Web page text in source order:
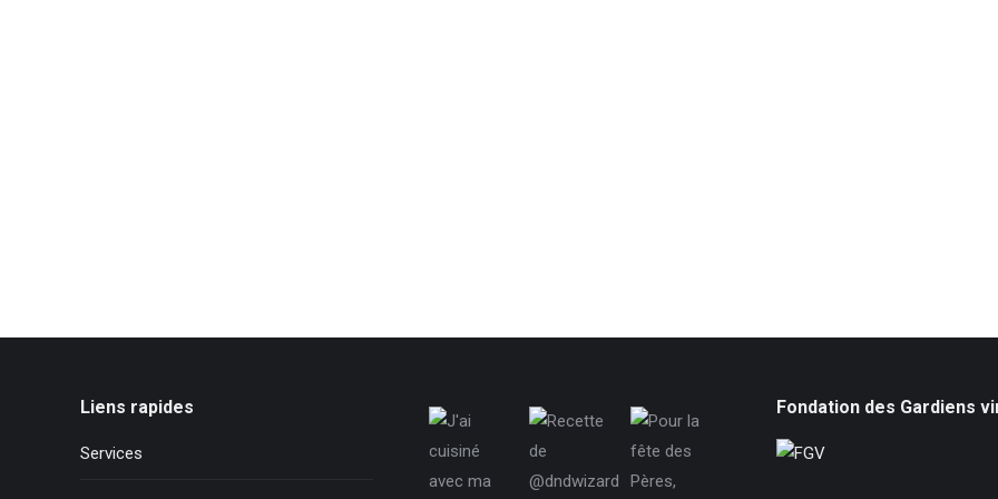
Liens rapides
Services
Fondation des Gardiens